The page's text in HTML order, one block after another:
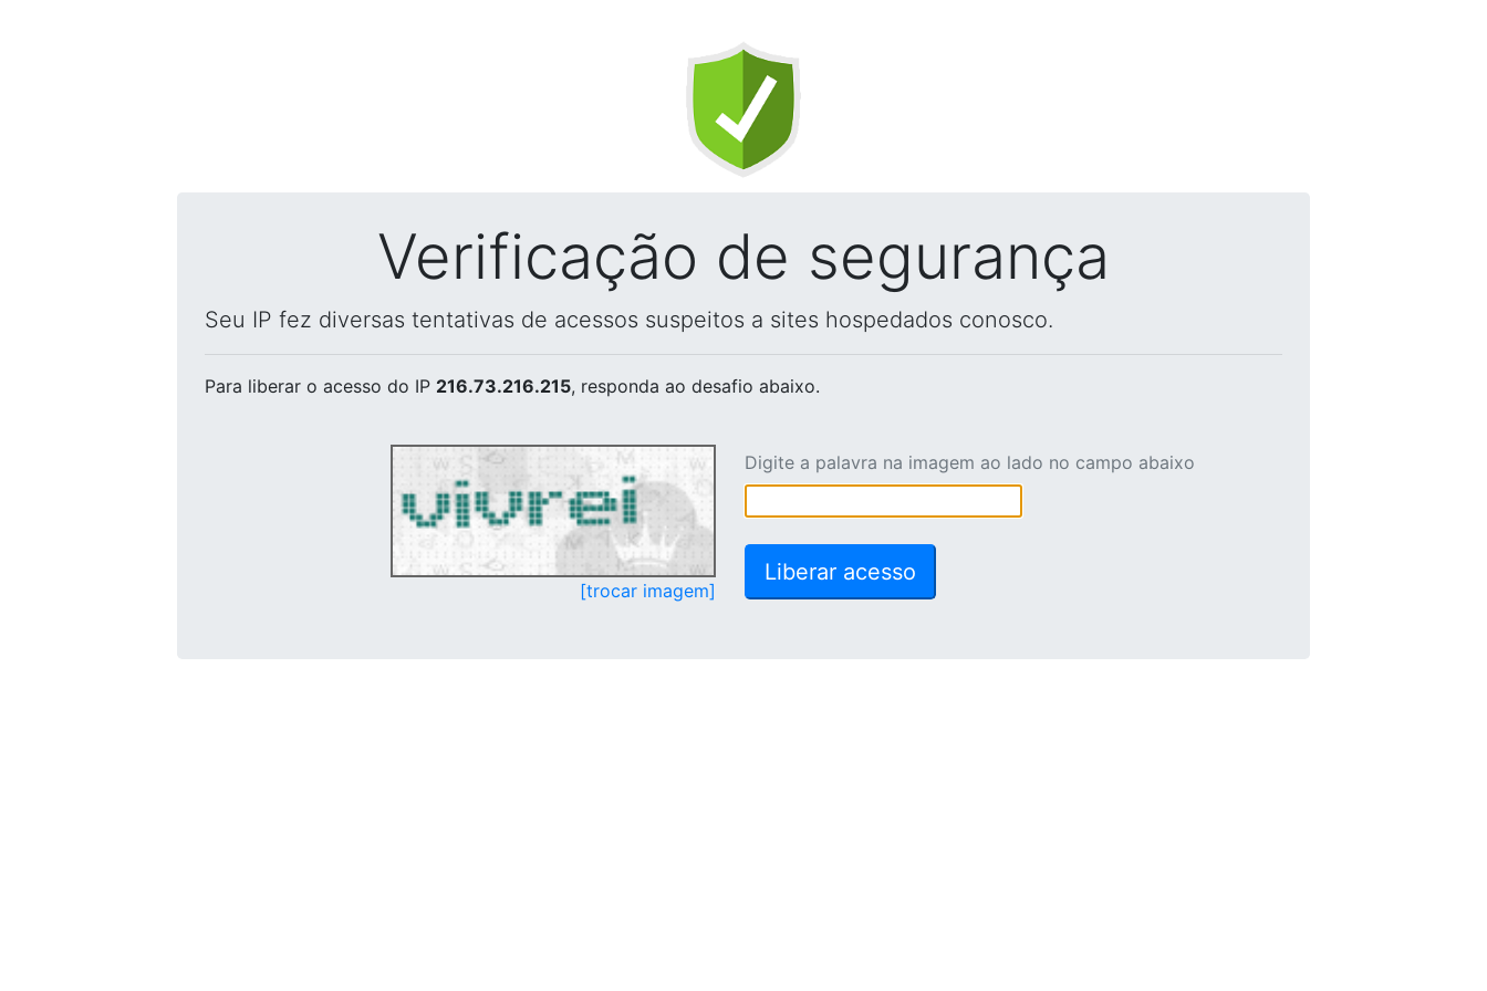
Verificação de segurança
Seu IP fez diversas tentativas de acessos suspeitos a sites hospedados conosco.
Para liberar o acesso do IP 216.73.216.215, responda ao desafio abaixo.
[trocar imagem]
Digite a palavra na imagem ao lado no campo abaixo